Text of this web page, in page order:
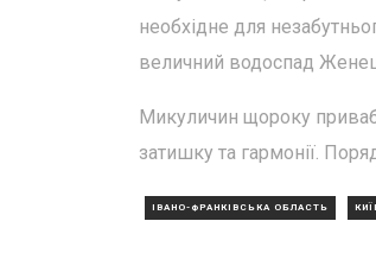
необхідне для
величний водоспад
Микуличин щороку
затишку та гармонії.
ІВАНО-ФРАНКІВСЬКА ОБЛАСТЬ